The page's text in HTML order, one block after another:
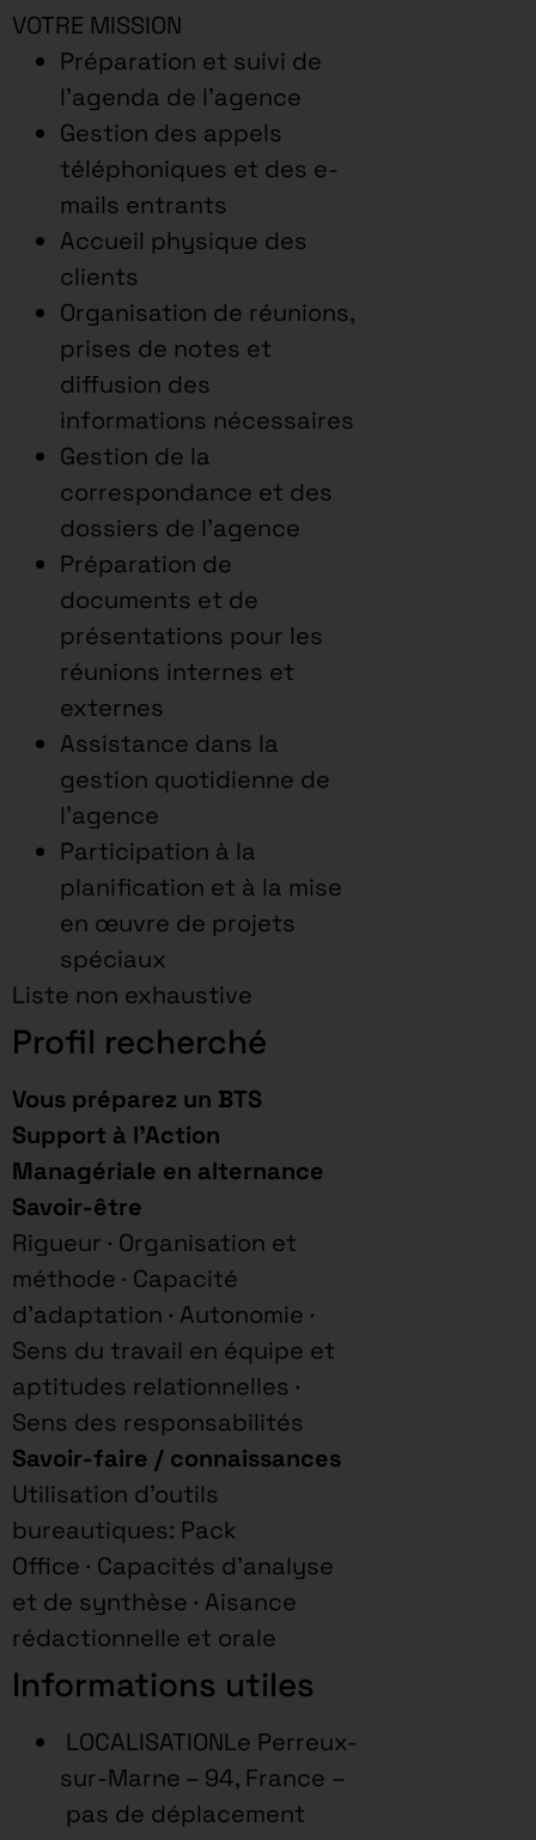
VOTRE MISSION
Préparation et suivi de
l’agenda de l’agence
Gestion des appels
téléphoniques et des e-
mails entrants
Accueil physique des
clients
Organisation de réunions,
prises de notes et
diffusion des
informations nécessaires
Gestion de la
correspondance et des
dossiers de l’agence
Préparation de
documents et de
présentations pour les
réunions internes et
externes
Assistance dans la
gestion quotidienne de
l’agence
Participation à la
planification et à la mise
en œuvre de projets
spéciaux
Liste non exhaustive
Profil recherché
Vous préparez un BTS
Support à l’Action
Managériale en alternance
Savoir-être
Rigueur · Organisation et
méthode · Capacité
d’adaptation · Autonomie ·
Sens du travail en équipe et
aptitudes relationnelles ·
Sens des responsabilités
Savoir-faire / connaissances
Utilisation d’outils
bureautiques: Pack
Office · Capacités d’analyse
et de synthèse · Aisance
rédactionnelle et orale
Informations utiles
LOCALISATIONLe Perreux-
sur-Marne – 94, France –
pas de déplacement